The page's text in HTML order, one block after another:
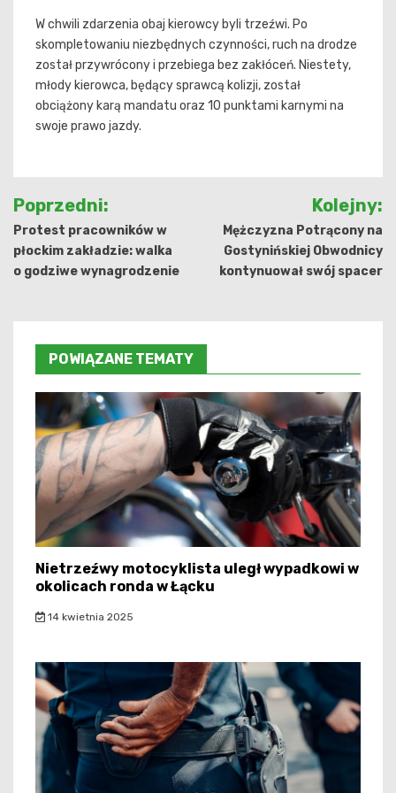
W chwili zdarzenia obaj kierowcy byli trzeźwi. Po
skompletowaniu niezbędnych czynności, ruch na drodze
został przywrócony i przebiega bez zakłóceń. Niestety,
młody kierowca, będący sprawcą kolizji, został
obciążony karą mandatu oraz 10 punktami karnymi na
swoje prawo jazdy.
Nawigacja
wpisu
Poprzedni:
Protest pracowników w
płockim zakładzie: walka
o godziwe wynagrodzenie
Kolejny:
Mężczyzna Potrącony na
Gostynińskiej Obwodnicy
kontynuował swój spacer
POWIĄZANE TEMATY
Nietrzeźwy motocyklista uległ wypadkowi w
okolicach ronda w Łącku
14 kwietnia 2025